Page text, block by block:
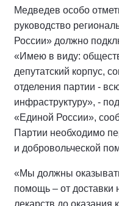
Медведев особо
руководство
России» должно
«Имею в виду:
депутатский корпус,
отделения партии -
инфраструктуру», -
«Единой России»,
Партии необходимо
и добровольческой
«Мы должны
помощь – от доставки